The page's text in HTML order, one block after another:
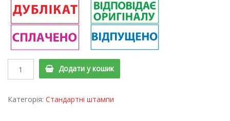
штамп
"ОПЛАЧЕНО
Додати у кошик
Категорія: Стандартні штампи